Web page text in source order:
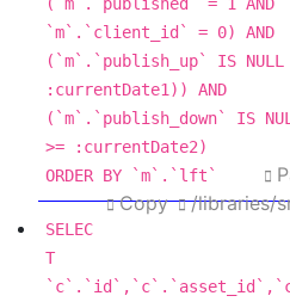
`m`.`client_id` = 0) AND
(`m`.`publish_up` IS NULL
:currentDate1)) AND
(`m`.`publish_down` IS
>=
ORDER BY `m`.`lft`
/libraries/
Copy
SELEC
T